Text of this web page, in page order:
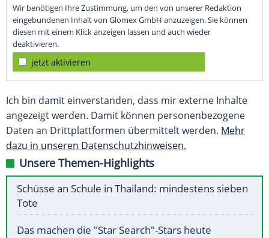
Wir benötigen Ihre Zustimmung, um den von unserer Redaktion
eingebundenen Inhalt von Glomex GmbH anzuzeigen. Sie können
diesen mit einem Klick anzeigen lassen und auch wieder
deaktivieren.
jetzt aktivieren
Ich bin damit einverstanden, dass mir externe Inhalte
angezeigt werden. Damit können personenbezogene
Daten an Drittplattformen übermittelt werden. Mehr
dazu in unseren Datenschutzhinweisen.
Unsere Themen-Highlights
Schüsse an Schule in Thailand: mindestens sieben
Tote
Das machen die "Star Search"-Stars heute